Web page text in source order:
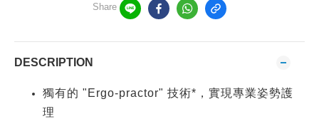
Share
DESCRIPTION
獨有的 "Ergo-practor" 技術*，實現專業姿勢護
理